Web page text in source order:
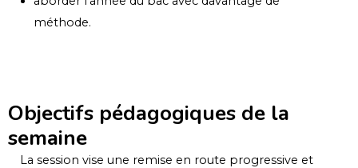
méthode.
Objectifs pédagogiques de la
semaine
La session vise une remise en route progressive et